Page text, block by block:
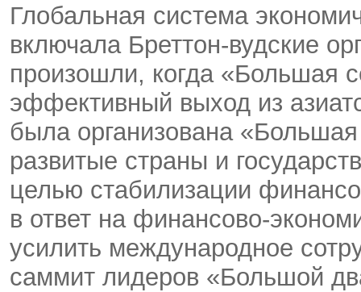
Глобальная система
включала Бреттон-вудские
произошли, когда «Большая
эффективный выход из
была организована
развитые страны и
целью стабилизации
в ответ на финансово-
усилить международное
саммит лидеров «Большой